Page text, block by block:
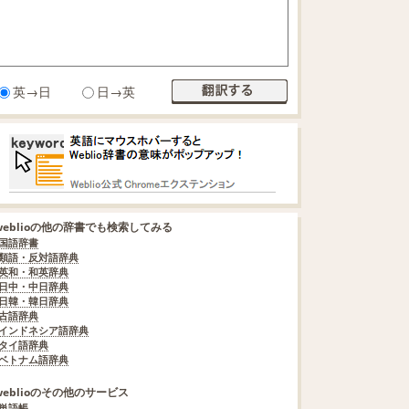
英→日 日→英
の他の辞書でも検索してみる
語辞書
語・反対語辞典
和・和英辞典
中・中日辞典
韓・韓日辞典
語辞典
ンドネシア語辞典
イ語辞典
トナム語辞典
のその他のサービス